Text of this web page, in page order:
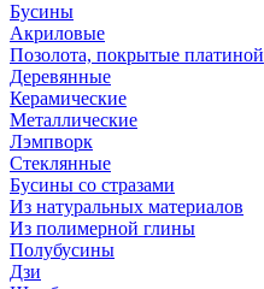
Бусины
Акриловые
Позолота, покрытые платиной
Деревянные
Керамические
Металлические
Лэмпворк
Стеклянные
Бусины со стразами
Из натуральных материалов
Из полимерной глины
Полубусины
Дзи